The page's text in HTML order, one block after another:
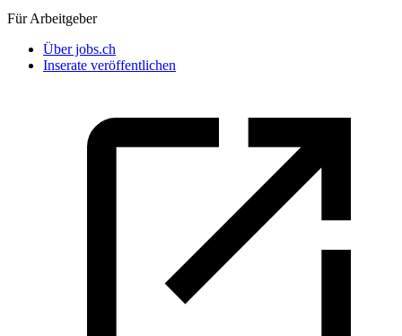
Für Arbeitgeber
Über jobs.ch
Inserate veröffentlichen